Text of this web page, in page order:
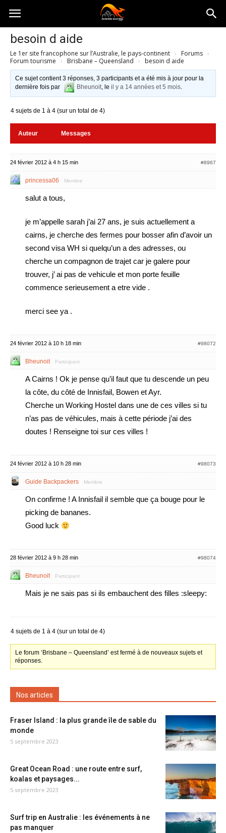
Australia-
australie.com
besoin d aide
Le 1er site francophone sur l’Australie, le pays-continent › Forums ›
Forum tourisme › Brisbane – Queensland › besoin d aide
Ce sujet contient 3 réponses, 3 participants et a été mis à jour pour la
dernière fois par
Bheunoit, leil y a 14 années et 5 mois.
4 sujets de 1 à 4 (sur un total de 4)
Auteur Messages
24 février 2012 à 4 h 15 min #8967
princessa06 Membre
salut a tous,
je m’appelle sarah j’ai 27 ans, je suis actuellement a
cairns, je cherche des fermes pour bosser afin d’avoir un
second visa WH si quelqu’un a des adresses, ou
cherche un compagnon de trajet car je galere pour
trouver, j’ ai pas de vehicule et mon porte feuille
commence serieusement a etre vide .
merci see ya .
24 février 2012 à 10 h 18 min #98072
Bheunoit Participant
A Cairns ! Ok je pense qu’il faut que tu descende un peu
la côte, du côté de Innisfail, Bowen et Ayr.
Cherche un Working Hostel dans une de ces villes si tu
n’as pas de véhicules, mais à cette période j’ai des
doutes ! Renseigne toi sur ces villes !
24 février 2012 à 10 h 28 min #98073
Guide Backpackers Membre
On confirme ! A Innisfail il semble que ça bouge pour le
picking de bananes.
Good luck
28 février 2012 à 9 h 28 min #98074
Bheunoit Participant
Mais je ne sais pas si ils embauchent des filles :sleepy:
4 sujets de 1 à 4 (sur un total de 4)
Le forum ‘Brisbane – Queensland’ est fermé à de nouveaux sujets et
réponses.
Nos articles
Fraser Island : la plus grande île de sable du
monde
5 septembre 2023
Great Ocean Road : une route entre surf,
koalas et paysages...
5 septembre 2023
Surf trip en Australie : les événements à ne
pas manquer